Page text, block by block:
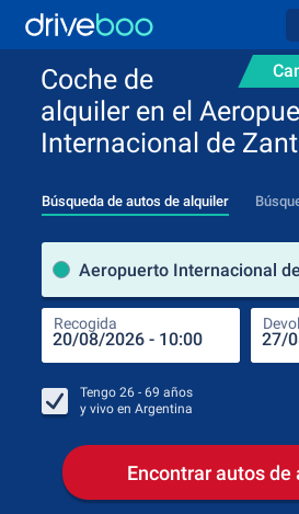
Coche de
alquiler en el
Internacional de
Búsqueda de autos de alquiler
Recogida
Tengo 26 - 69 años
y vivo en Argentina
Encontrar autos